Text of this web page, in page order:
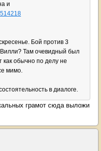
и
Бой против 3
Там очевидный был
как обычно по делу не
мимо.
в диалоге.
грамот сюда выложи